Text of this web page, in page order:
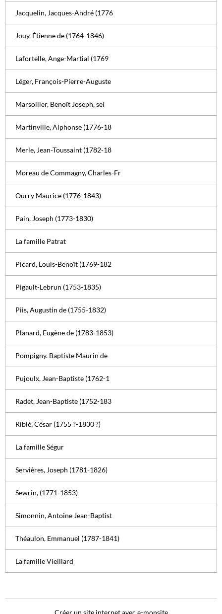
Jacquelin, Jacques-André (1776
Jouy, Étienne de (1764-1846)
Lafortelle, Ange-Martial (1769
Léger, François-Pierre-Auguste
Marsollier, Benoît Joseph, sei
Martinville, Alphonse (1776-18
Merle, Jean-Toussaint (1782-18
Moreau de Commagny, Charles-Fr
Ourry Maurice (1776-1843)
Pain, Joseph (1773-1830)
La famille Patrat
Picard, Louis-Benoît (1769-182
Pigault-Lebrun (1753-1835)
Piis, Augustin de (1755-1832)
Planard, Eugène de (1783-1853)
Pompigny. Baptiste Maurin de
Pujoulx, Jean-Baptiste (1762-1
Radet, Jean-Baptiste (1752-183
Ribié, César (1755 ?-1830 ?)
La famille Ségur
Servières, Joseph (1781-1826)
Sewrin, (1771-1853)
Simonnin, Antoine Jean-Baptist
Théaulon, Emmanuel (1787-1841)
La famille Vieillard